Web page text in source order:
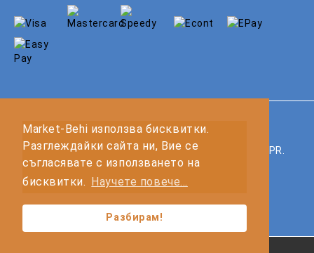
Market-Behi използва бисквитки.
Разглеждайки сайта ни, Вие се
съгласявате с използването на
бисквитки.
Научете повече...
Разбирам!
Нашият онлайн магазин е 100% съобразен с GDPR.
Моите лични данни